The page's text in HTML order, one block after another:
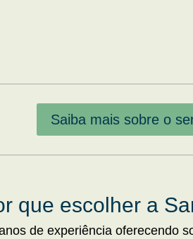
Saiba mais sobre o
que escolher a
de experiência oferecendo